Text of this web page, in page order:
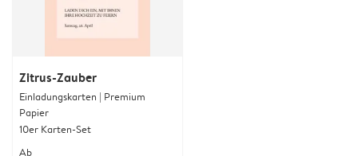
Zitrus-Zauber
Einladungskarten | Premium
Papier
10er Karten-Set
Ab